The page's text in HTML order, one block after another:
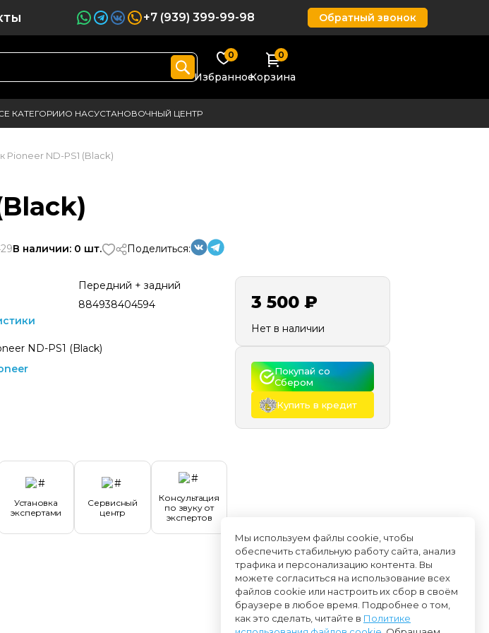
+7 (939) 399-99-98 Обратный звонок
0
Избранное
0
Корзина
КАТЕГОРИИО НАСУСТАНОВОЧНЫЙ ЦЕНТР
Pioneer ND-PS1 (Black)
В наличии: 0 шт. Поделиться:
Передний + задний
884938404594
ND-PS1 (Black)
Установка
экспертами
Сервисный
центр
Консультация
по звуку от
экспертов
3 500 ₽
Нет в наличии
Покупай со
Сбером
Купить в кредит
Мы используем файлы cookie, чтобы
обеспечить стабильную работу сайта, анализ
трафика и персонализацию контента. Вы
можете согласиться на использование всех
файлов cookie или настроить их сбор в своём
браузере в любое время. Подробнее о том,
как это сделать, читайте в Политике